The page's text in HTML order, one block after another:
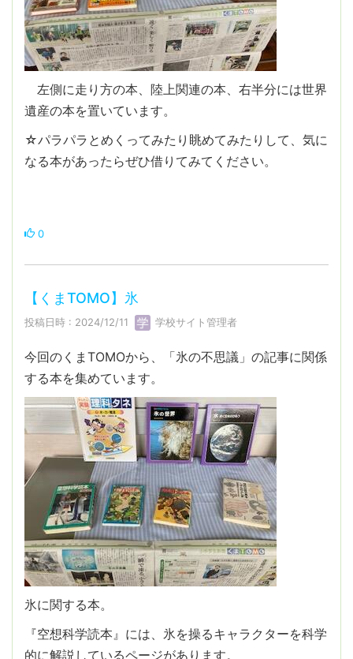
左側に走り方の本、陸上関連の本、右半分には世界
遺産の本を置いています。
☆パラパラとめくってみたり眺めてみたりして、気に
なる本があったらぜひ借りてみてください。
0
【くまTOMO】氷
投稿日時 : 2024/12/11 学校サイト管理者
今回のくまTOMOから、「氷の不思議」の記事に関係
する本を集めています。
氷に関する本。
『空想科学読本』には、氷を操るキャラクターを科学
的に解説しているページがあります。